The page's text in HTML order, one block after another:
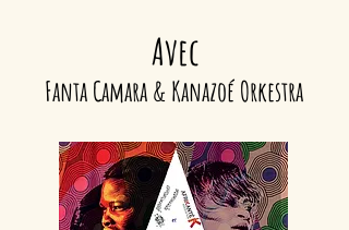
Avec
Fanta Camara& Kanazoé Orkestra